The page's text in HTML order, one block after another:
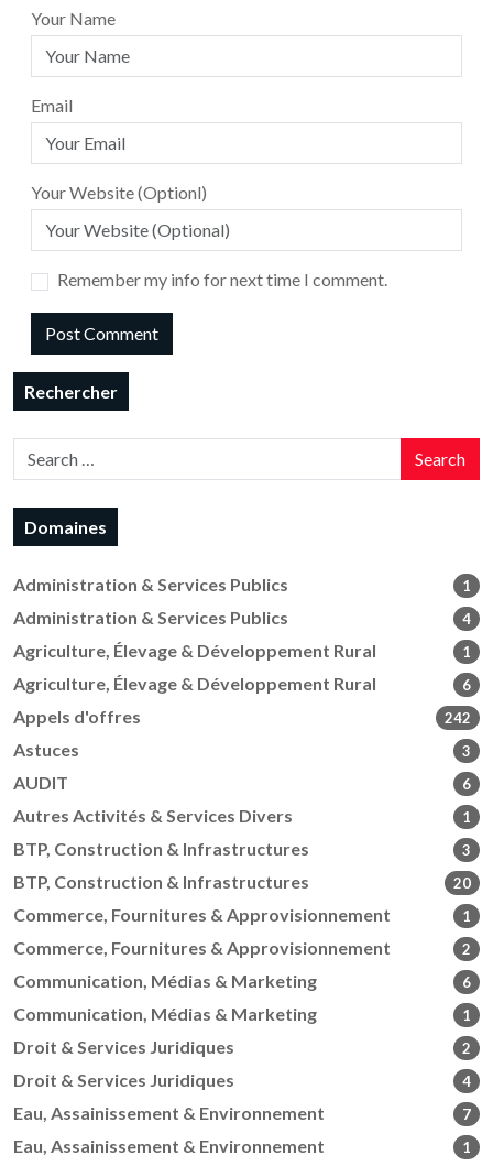
Your Name
Email
Your Website (Optionl)
Remember my info for next time I comment.
Rechercher
Search
Domaines
Administration & Services Publics 1
Administration & Services Publics 4
Agriculture, Élevage & Développement Rural 1
Agriculture, Élevage & Développement Rural 6
Appels d'offres 242
Astuces 3
AUDIT 6
Autres Activités & Services Divers 1
BTP, Construction & Infrastructures 3
BTP, Construction & Infrastructures 20
Commerce, Fournitures & Approvisionnement 1
Commerce, Fournitures & Approvisionnement 2
Communication, Médias & Marketing 6
Communication, Médias & Marketing 1
Droit & Services Juridiques 2
Droit & Services Juridiques 4
Eau, Assainissement & Environnement 7
Eau, Assainissement & Environnement 1